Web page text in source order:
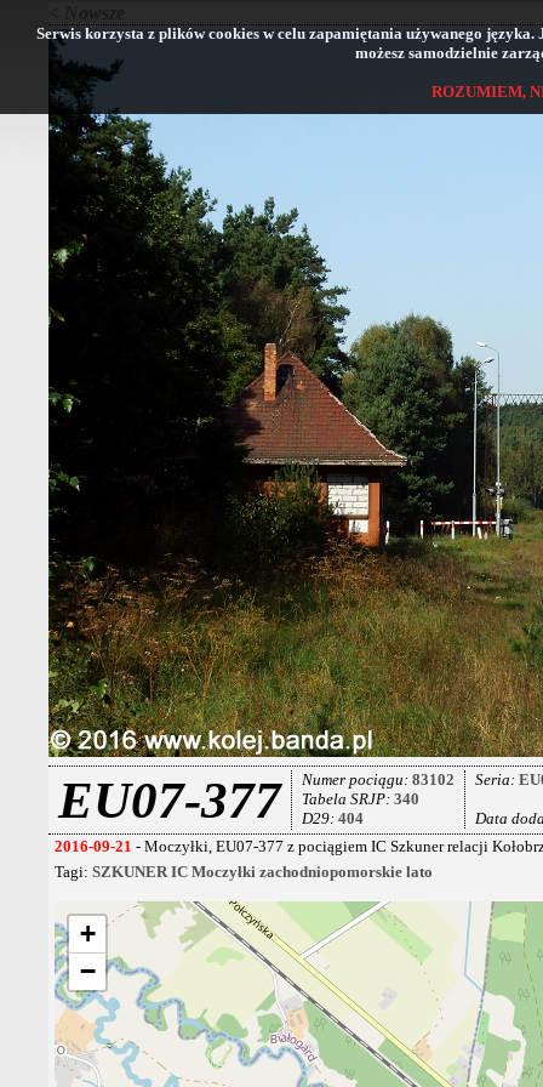
Serwis korzysta z plików cookies w celu zapamiętania używanego
możesz samodzielnie
ROZUMIEM,
EU07-377 Numer pociągu: 83102
Tabela SRJP: 340
D29: 404
Seria:
Data
2016-09-21 - Moczyłki, EU07-377 z pociągiem IC Szkuner relacji
Tagi: SZKUNER IC Moczyłki zachodniopomorskie lato
+
−